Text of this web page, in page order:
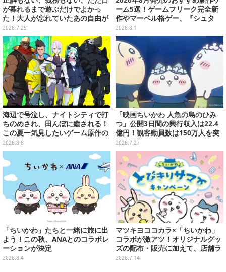
が暮れるまで遊ぶだけでよかっ
た！大人が忘れていたあの自由が
蘇るノスタルジー夏休みゲームお
すすめ5選【特集】
2026.7.25
ーム5選！ゲームフリーク完全新
作やマーベル格ゲー、『シュタ
ゲ』リブートなど注目作が目白押
し【特集】
2026.8.1
海辺で号泣し、ナイトシティで打
ちのめされ、田んぼに癒される！
この夏一気見したいゲーム原作の
名作アニメ10選を一挙紹介【特
集】
2026.8.8
「映画ちいかわ 人魚の島のひみ
つ」公開3日間の興行収入は22.4
億円！観客動員数は150万人を突
破
2026.7.27
「ちいかわ」たちと一緒に旅に出
よう！この秋、ANAとのコラボレ
ーションが決定
2026.8.4
マツキヨココカラ×「ちいかわ」
コラボが激アツ！オリジナルグッ
ズの配布・販売に加えて、店舗ラ
ッピングや”花火打ち上げ”まで盛
2026.7.14